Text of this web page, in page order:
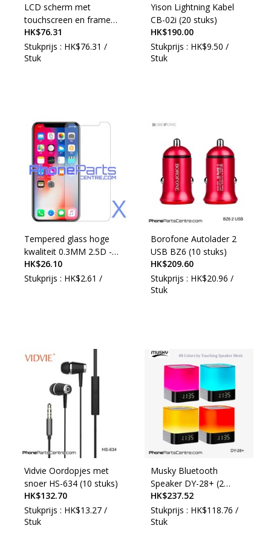
LCD scherm met
touchscreen en frame
premium kwaliteit voor
iPhone 6S
HK$76.31
Stukprijs : HK$76.31 /
Stuk
Yison Lightning Kabel
CB-02i (20 stuks)
HK$190.00
Stukprijs : HK$9.50 /
Stuk
Tempered glass hoge
kwaliteit 0.3MM 2.5D -
winkelverpakking voor
voorkant iPhone X (10
HK$26.10
Stukprijs : HK$2.61 /
Borofone Autolader 2
USB BZ6 (10 stuks)
HK$209.60
Stukprijs : HK$20.96 /
Stuk
Vidvie Oordopjes met
snoer HS-634 (10 stuks)
HK$132.70
Stukprijs : HK$13.27 /
Stuk
Musky Bluetooth
Speaker DY-28+ (2
stuks)
HK$237.52
Stukprijs : HK$118.76 /
Stuk